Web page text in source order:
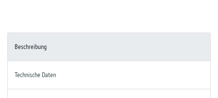
Beschreibung
Technische Daten